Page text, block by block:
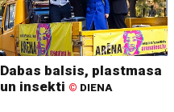
Dabas balsis, plastmasa
un insekti © DIENA